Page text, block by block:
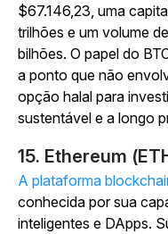
$67.146,23, uma
trilhões e um volume
bilhões. O papel do
a ponto que não
opção halal para
sustentável e a longo
15. Ethereum
A plataforma
conhecida por sua
inteligentes e DApps.